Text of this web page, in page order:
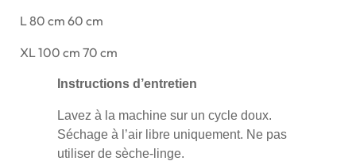
L 80 cm 60 cm
XL 100 cm 70 cm
Instructions d’entretien
Lavez à la machine sur un cycle doux.
Séchage à l’air libre uniquement. Ne pas
utiliser de sèche-linge.